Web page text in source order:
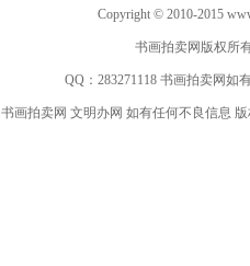
Copyright © 2010-2015
书画拍卖网版权所
QQ： 283271118书画拍卖网如
书画拍卖网 文明办网 如有任何不良信息